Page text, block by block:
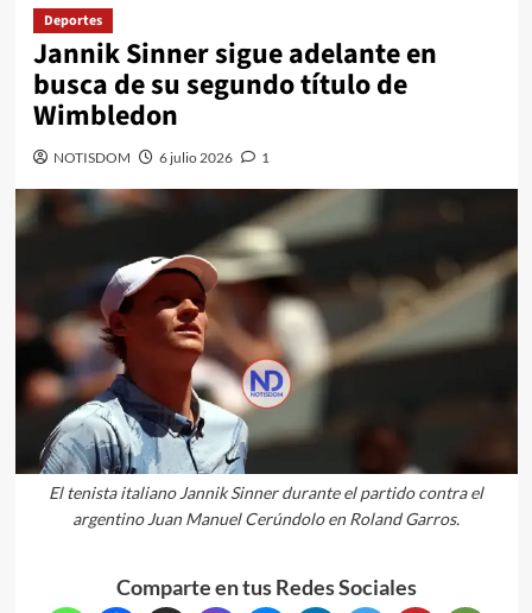
Deportes
Jannik Sinner sigue adelante en
busca de su segundo título de
Wimbledon
NOTISDOM 6 julio 2026 1
El tenista italiano Jannik Sinner durante el partido contra el
argentino Juan Manuel Cerúndolo en Roland Garros.
Comparte en tus Redes Sociales